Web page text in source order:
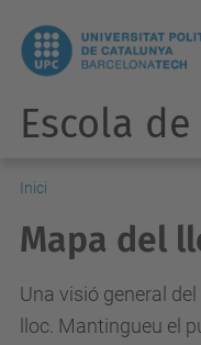
Escola de
Inici
Mapa del
Una visió general
lloc. Mantingueu el